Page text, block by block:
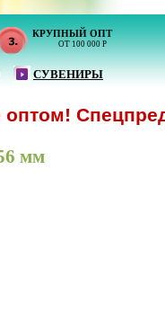
КРУПНЫЙ ОПТ
ОТ 100 000 Р
СУВЕНИРЫ
мм